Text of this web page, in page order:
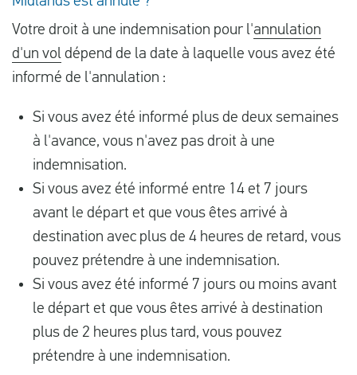
Votre droit à une indemnisation pour l'annulation
d'un vol dépend de la date à laquelle vous avez été
informé de l'annulation :
Si vous avez été informé plus de deux semaines
à l'avance, vous n'avez pas droit à une
indemnisation.
Si vous avez été informé entre 14 et 7 jours
avant le départ et que vous êtes arrivé à
destination avec plus de 4 heures de retard, vous
pouvez prétendre à une indemnisation.
Si vous avez été informé 7 jours ou moins avant
le départ et que vous êtes arrivé à destination
plus de 2 heures plus tard, vous pouvez
prétendre à une indemnisation.